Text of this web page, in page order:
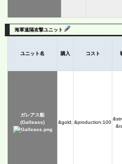
海軍遠隔攻撃ユニット
ユニット名 購入 コスト
ガレアス船
(Galleass)
&gold; &production;100